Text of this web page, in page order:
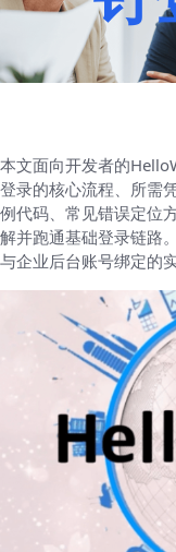
本文面向开发者的
登录的核心流程、所需
例代码、常见错误定位
解并跑通基础登录链路
与企业后台账号绑定的